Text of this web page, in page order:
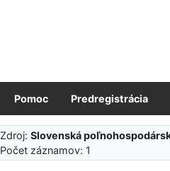
Pomoc Predregistrácia
Zdroj:Slovenská
Počet záznamov: 1